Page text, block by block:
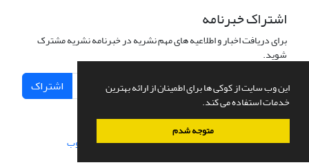
این وب سایت از کوکی ها برای اطمینان از ارائه بهترین
خدمات استفاده می کند.
متوجه شدم
اشتراک خبرنامه
برای دریافت اخبار و اطلاعیه های مهم نشریه در خبرنامه نشریه مشترک
شوید.
اشتراک
سامانه مدیریت نشریات علمی.طراحی و پیاده سازی از سیناوب